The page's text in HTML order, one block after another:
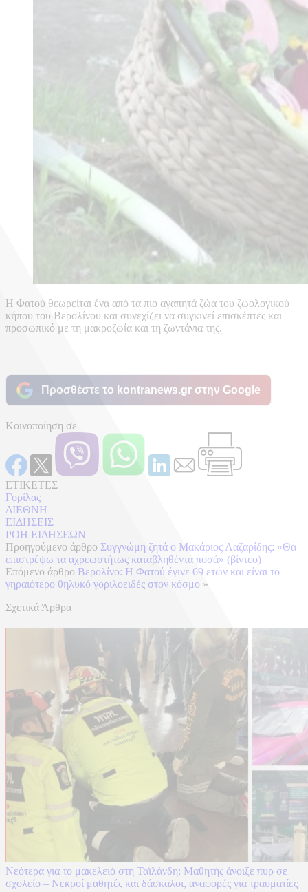
Η Φατού θεωρείται ένα από τα πιο αγαπητά ζώα του ζωολογικού
κήπου του Βερολίνου και συνεχίζει να συγκινεί επισκέπτες και
προσωπικό με τη μακροζωία και τη ζωντάνια της.
Προσθέστε το kontranews.gr στην Google
Κοινοποίηση σε
ΕΤΙΚΕΤΕΣ
Γορίλας
ΔΙΕΘΝΗ
ΕΙΔΗΣΕΙΣ
ΡΟΗ ΕΙΔΗΣΕΩΝ
Προηγούμενο άρθρο Συγγνώμη ζητά ο Μακάριος Λαζαρίδης: «Θα
επιστρέψω τα αχρεωστήτως καταβληθέντα ποσά» (βίντεο)
Επόμενο άρθρο Βερολίνο: Η Φατού έγινε 69 ετών και είναι το
γηραιότερο θηλυκό γοριλοειδές στον κόσμο »
Σχετικά Άρθρα
Νεότερα για το μακελειό στη Ταϊλάνδη: Μαθητής άνοιξε πυρ σε
σχολείο – Νεκροί μαθητές και δάσκαλοι, αναφορές για τραυματίες